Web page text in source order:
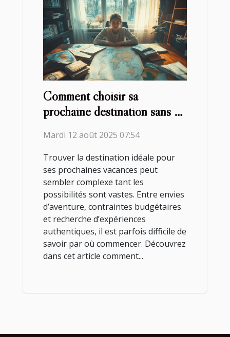
Comment choisir sa
prochaine destination sans se
Mardi 12 août 2025 07:54
Trouver la destination idéale pour
ses prochaines vacances peut
sembler complexe tant les
possibilités sont vastes. Entre envies
d’aventure, contraintes budgétaires
et recherche d’expériences
authentiques, il est parfois difficile de
savoir par où commencer. Découvrez
dans cet article comment...